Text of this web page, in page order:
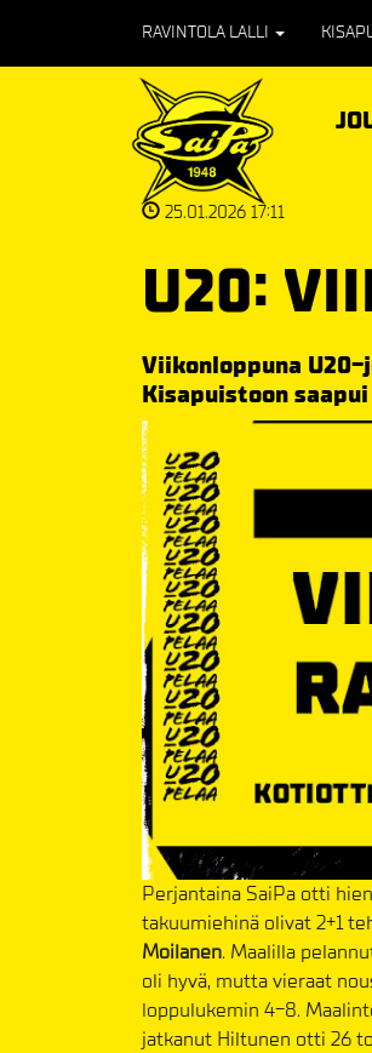
RAVINTOLA LALLI
25.01.2026 17:11
U20:
Viikonloppuna
Kisapuistoon
Perjantaina SaiPa otti
takuumiehinä olivat 2+1
Moilanen. Maalilla
oli hyvä, mutta vieraat
loppulukemin 4-8.
jatkanut Hiltunen otti 26